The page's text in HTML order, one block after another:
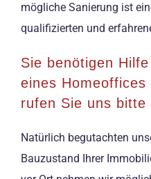
mögliche Sanierung ist
qualifizierten und
Sie benötigen
eines Homeoffices
rufen Sie uns bitte
Natürlich begutachten
Bauzustand Ihrer